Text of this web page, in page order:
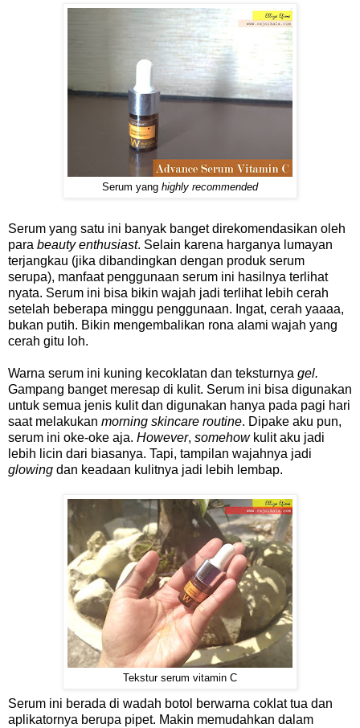
Serum yang highly recommended
Serum yang satu ini banyak banget direkomendasikan oleh
para beauty enthusiast. Selain karena harganya lumayan
terjangkau (jika dibandingkan dengan produk serum
serupa), manfaat penggunaan serum ini hasilnya terlihat
nyata. Serum ini bisa bikin wajah jadi terlihat lebih cerah
setelah beberapa minggu penggunaan. Ingat, cerah yaaaa,
bukan putih. Bikin mengembalikan rona alami wajah yang
cerah gitu loh.
Warna serum ini kuning kecoklatan dan teksturnya gel.
Gampang banget meresap di kulit. Serum ini bisa digunakan
untuk semua jenis kulit dan digunakan hanya pada pagi hari
saat melakukan morning skincare routine. Dipake aku pun,
serum ini oke-oke aja. However, somehow kulit aku jadi
lebih licin dari biasanya. Tapi, tampilan wajahnya jadi
glowing dan keadaan kulitnya jadi lebih lembap.
Tekstur serum vitamin C
Serum ini berada di wadah botol berwarna coklat tua dan
aplikatornya berupa pipet. Makin memudahkan dalam